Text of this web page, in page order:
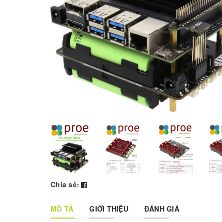
Chia sẻ:
MÔ TẢ GIỚI THIỆU ĐÁNH GIÁ